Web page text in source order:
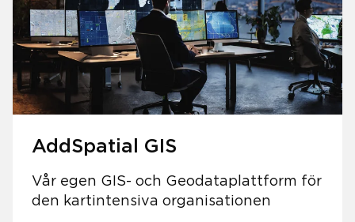
AddSpatial GIS
Vår egen GIS- och Geodataplattform för
den kartintensiva organisationen